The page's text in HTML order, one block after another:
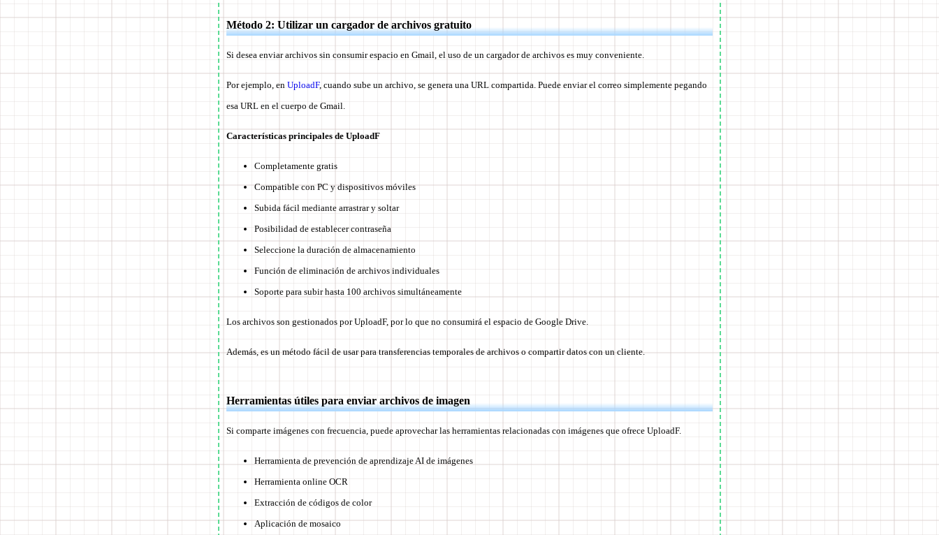
Método 2: Utilizar un cargador de archivos gratuito
Si desea enviar archivos sin consumir espacio en Gmail, el uso de un cargador de archivos es muy conveniente.
Por ejemplo, en UploadF, cuando sube un archivo, se genera una URL compartida. Puede enviar el correo simplemente pegando
esa URL en el cuerpo de Gmail.
Características principales de UploadF
Completamente gratis
Compatible con PC y dispositivos móviles
Subida fácil mediante arrastrar y soltar
Posibilidad de establecer contraseña
Seleccione la duración de almacenamiento
Función de eliminación de archivos individuales
Soporte para subir hasta 100 archivos simultáneamente
Los archivos son gestionados por UploadF, por lo que no consumirá el espacio de Google Drive.
Además, es un método fácil de usar para transferencias temporales de archivos o compartir datos con un cliente.
Herramientas útiles para enviar archivos de imagen
Si comparte imágenes con frecuencia, puede aprovechar las herramientas relacionadas con imágenes que ofrece UploadF.
Herramienta de prevención de aprendizaje AI de imágenes
Herramienta online OCR
Extracción de códigos de color
Aplicación de mosaico